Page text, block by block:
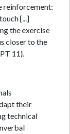
reinforcement:
[...]
the exercise
closer to the
11).
their
technical